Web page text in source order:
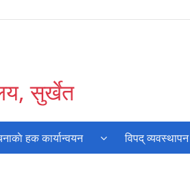
सुर्खेत
हक कार्यान्वयन विपद् व्यवस्थापन